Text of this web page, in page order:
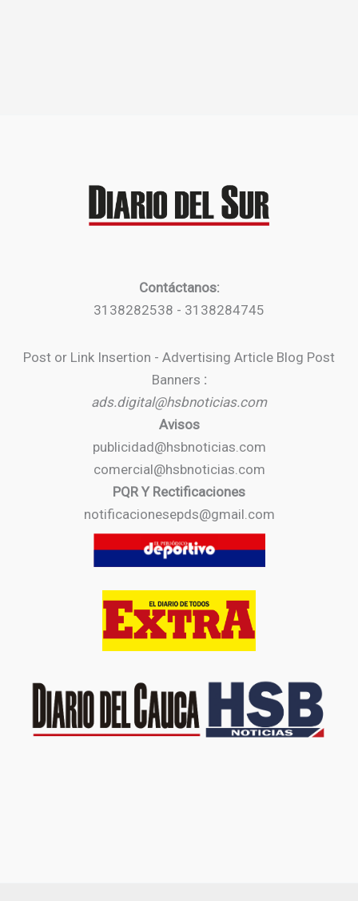
Contáctanos:
3138282538 - 3138284745
Post or Link Insertion - Advertising Article Blog Post
Banners :
ads.digital@hsbnoticias.com
Avisos
publicidad@hsbnoticias.com
comercial@hsbnoticias.com
PQR Y Rectificaciones
notificacionesepds@gmail.com